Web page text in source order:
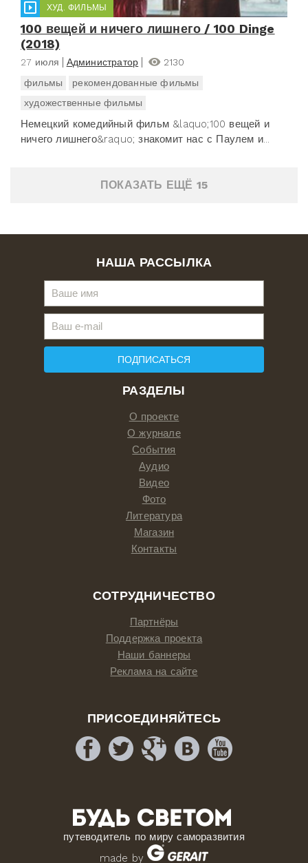
ХУД. ФИЛЬМЫ
100 вещей и ничего лишнего / 100 Dinge
(2018)
27 июля Администратор
2130
фильмы
рекомендованные фильмы
художественные фильмы
Немецкий комедийный фильм &laquo;100 вещей и
ничего лишнего&raquo; знакомит нас с Паулем и...
ПОКАЗАТЬ ЕЩЁ 15
РАЗДЕЛЫ
О проекте
О журнале
События
Аудио
Видео
Фото
Литература
Магазин
Контакты
СОТРУДНИЧЕСТВО
Партнёры
Поддержка проекта
Наши баннеры
Реклама на сайте
ПРИСОЕДИНЯЙТЕСЬ
путеводитель по миру саморазвития
made by
НАША РАССЫЛКА
ПОДПИСАТЬСЯ